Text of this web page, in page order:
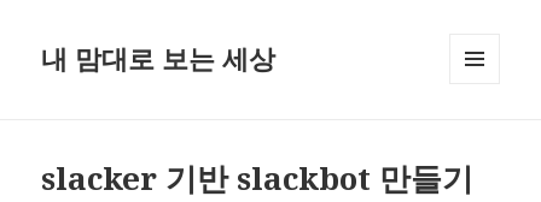
내 맘대로 보는 세상
slacker 기반 slackbot 만들기